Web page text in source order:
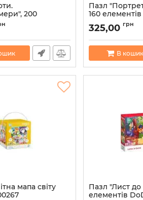
200
Пазл
160
Артикул:
325,00 грн
В кошик
мапа світу
Пазл "Лист до
елементів